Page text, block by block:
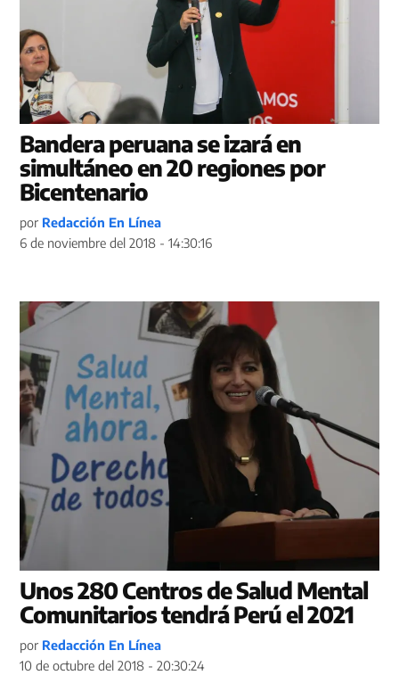
Bandera peruana se izará en
simultáneo en 20 regiones por
Bicentenario
por Redacción En Línea
6 de noviembre del 2018 - 14:30:16
Unos 280 Centros de Salud Mental
Comunitarios tendrá Perú el 2021
por Redacción En Línea
10 de octubre del 2018 - 20:30:24